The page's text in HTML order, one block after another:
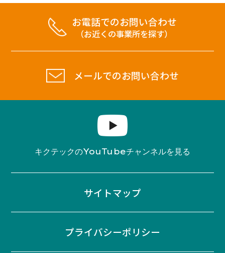
お電話でのお問い合わせ
（お近くの事業所を探す）
メールでのお問い合わせ
キクテックのYouTubeチャンネルを見る
サイトマップ
プライバシーポリシー